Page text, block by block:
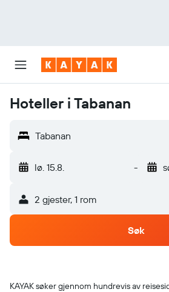
Hoteller i Tabanan
Tabanan
lø. 15.8. -
2 gjester, 1 rom
Søk
KAYAK søker gjennom hundrevis av